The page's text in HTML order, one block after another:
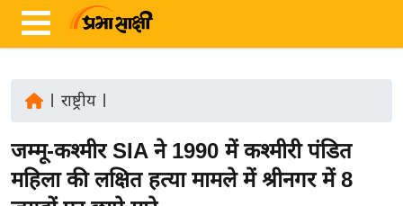
ज़ा
ख
राष्ट्रीय|
जम्मू-कश्मीर SIA ने 1990 में कश्मीरी पंडित
महिला की लक्षित हत्या मामले में श्रीनगर में 8